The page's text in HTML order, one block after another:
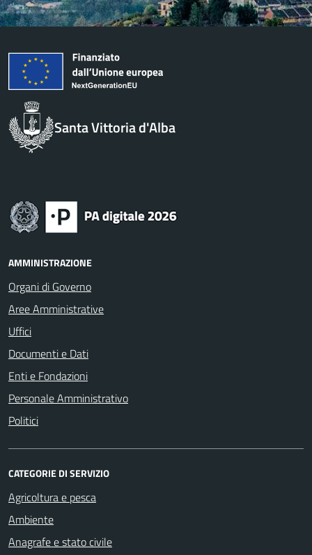
Santa Vittoria d'Alba
AMMINISTRAZIONE
Organi di Governo
Aree Amministrative
Uffici
Documenti e Dati
Enti e Fondazioni
Personale Amministrativo
Politici
CATEGORIE DI SERVIZIO
Agricoltura e pesca
Ambiente
Anagrafe e stato civile